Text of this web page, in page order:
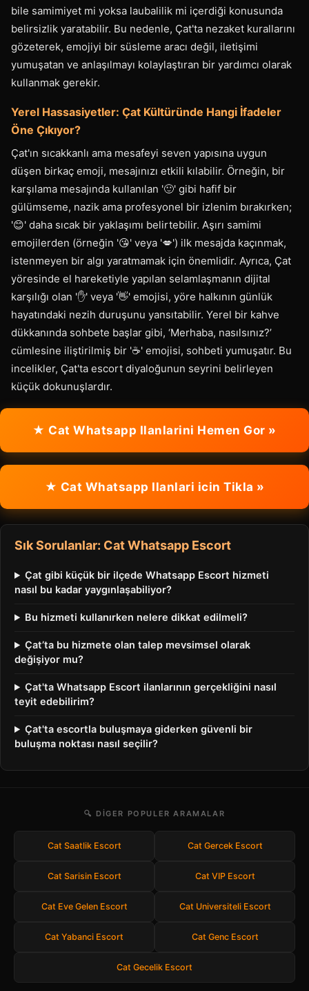
bile samimiyet mi yoksa laubalilik mi içerdiği konusunda
belirsizlik yaratabilir. Bu nedenle, Çat'ta nezaket kurallarını
gözeterek, emojiyi bir süsleme aracı değil, iletişimi
yumuşatan ve anlaşılmayı kolaylaştıran bir yardımcı olarak
kullanmak gerekir.
Yerel Hassasiyetler: Çat Kültüründe Hangi İfadeler
Öne Çıkıyor?
Çat'ın sıcakkanlı ama mesafeyi seven yapısına uygun
düşen birkaç emoji, mesajınızı etkili kılabilir. Örneğin, bir
karşılama mesajında kullanılan '🙂' gibi hafif bir
gülümseme, nazik ama profesyonel bir izlenim bırakırken;
'😊' daha sıcak bir yaklaşımı belirtebilir. Aşırı samimi
emojilerden (örneğin '😘' veya '💋') ilk mesajda kaçınmak,
istenmeyen bir algı yaratmamak için önemlidir. Ayrıca, Çat
yöresinde el hareketiyle yapılan selamlaşmanın dijital
karşılığı olan '✋' veya '👋' emojisi, yöre halkının günlük
hayatındaki nezih duruşunu yansıtabilir. Yerel bir kahve
dükkanında sohbete başlar gibi, ‘Merhaba, nasılsınız?’
cümlesine iliştirilmiş bir '☕️' emojisi, sohbeti yumuşatır. Bu
incelikler, Çat'ta escort diyaloğunun seyrini belirleyen
küçük dokunuşlardır.
★ Cat Whatsapp Ilanlarini Hemen Gor »
★ Cat Whatsapp Ilanlari icin Tikla »
Sık Sorulanlar: Cat Whatsapp Escort
Çat gibi küçük bir ilçede Whatsapp Escort hizmeti
nasıl bu kadar yaygınlaşabiliyor?
Bu hizmeti kullanırken nelere dikkat edilmeli?
Çat’ta bu hizmete olan talep mevsimsel olarak
değişiyor mu?
Çat'ta Whatsapp Escort ilanlarının gerçekliğini nasıl
teyit edebilirim?
Çat'ta escortla buluşmaya giderken güvenli bir
buluşma noktası nasıl seçilir?
🔍 DIGER POPULER ARAMALAR
Cat Saatlik Escort Cat Gercek Escort
Cat Sarisin Escort Cat VIP Escort
Cat Eve Gelen Escort Cat Universiteli Escort
Cat Yabanci Escort Cat Genc Escort
Cat Gecelik Escort